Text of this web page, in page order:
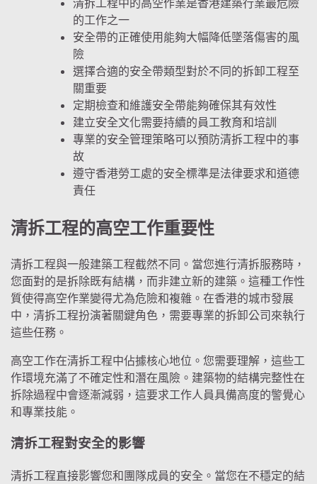
清拆工程中的高空作業是香港建築行業最危險
的工作之一
安全帶的正確使用能夠大幅降低墜落傷害的風
險
選擇合適的安全帶類型對於不同的拆卸工程至
關重要
定期檢查和維護安全帶能夠確保其有效性
建立安全文化需要持續的員工教育和培訓
專業的安全管理策略可以預防清拆工程中的事
故
遵守香港勞工處的安全標準是法律要求和道德
責任
清拆工程的高空工作重要性
清拆工程與一般建築工程截然不同。當您進行清拆服務時，
您面對的是拆除既有結構，而非建立新的建築。這種工作性
質使得高空作業變得尤為危險和複雜。在香港的城市發展
中，清拆工程扮演著關鍵角色，需要專業的拆卸公司來執行
這些任務。
高空工作在清拆工程中佔據核心地位。您需要理解，這些工
作環境充滿了不確定性和潛在風險。建築物的結構完整性在
拆除過程中會逐漸減弱，這要求工作人員具備高度的警覺心
和專業技能。
清拆工程對安全的影響
清拆工程直接影響您和團隊成員的安全。當您在不穩定的結